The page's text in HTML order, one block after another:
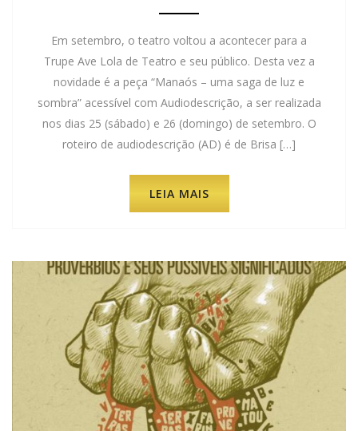
Em setembro, o teatro voltou a acontecer para a
Trupe Ave Lola de Teatro e seu público. Desta vez a
novidade é a peça “Manaós – uma saga de luz e
sombra” acessível com Audiodescrição, a ser realizada
nos dias 25 (sábado) e 26 (domingo) de setembro. O
roteiro de audiodescrição (AD) é de Brisa […]
LEIA MAIS